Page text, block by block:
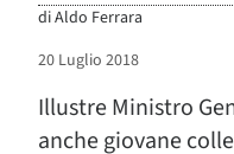
diAldo Ferrara
20 Luglio 2018
Illustre Ministro
anche giovane